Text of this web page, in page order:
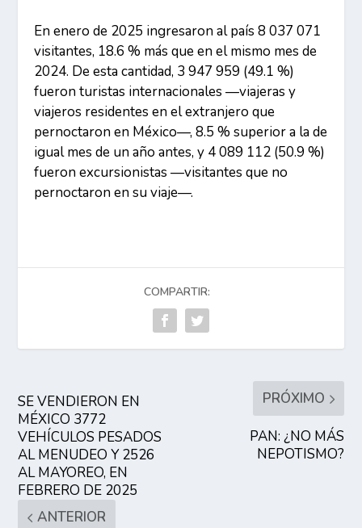
En enero de 2025 ingresaron al país 8 037 071
visitantes, 18.6 % más que en el mismo mes de
2024. De esta cantidad, 3 947 959 (49.1 %)
fueron turistas internacionales —viajeras y
viajeros residentes en el extranjero que
pernoctaron en México—, 8.5 % superior a la de
igual mes de un año antes, y 4 089 112 (50.9 %)
fueron excursionistas —visitantes que no
pernoctaron en su viaje—.
COMPARTIR:
SE VENDIERON EN
MÉXICO 3772
VEHÍCULOS PESADOS
AL MENUDEO Y 2526
AL MAYOREO, EN
FEBRERO DE 2025
ANTERIOR
PRÓXIMO
PAN: ¿NO MÁS
NEPOTISMO?